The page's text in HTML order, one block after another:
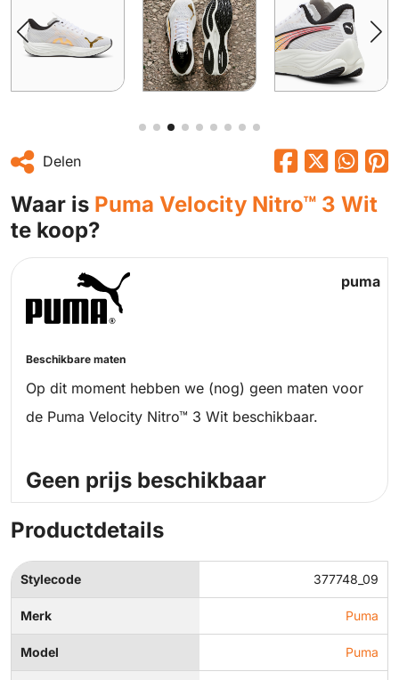
Delen
Waar is Puma Velocity Nitro™ 3 Wit
te koop?
puma
Beschikbare maten
Op dit moment hebben we (nog) geen maten voor
de Puma Velocity Nitro™ 3 Wit beschikbaar.
Geen prijs beschikbaar
Productdetails
Stylecode 377748_09
Merk Puma
Model Puma